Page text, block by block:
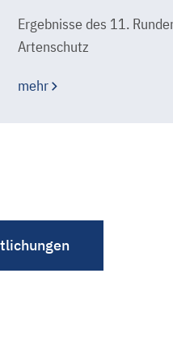
Ergebnisse des 11.
Artenschutz
mehr